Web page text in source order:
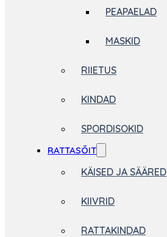
PEAPAELAD
MASKID
RIIETUS
KINDAD
SPORDISOKID
RATTASÕIT
KÄISED JA SÄÄRED
KIIVRID
RATTAKINDAD